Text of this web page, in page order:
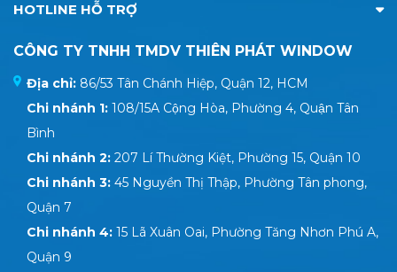
HOTLINE HỖ TRỢ
CÔNG TY TNHH TMDV THIÊN PHÁT WINDOW
Địa chỉ: 86/53 Tân Chánh Hiệp, Quận 12, HCM
Chi nhánh 1: 108/15A Cộng Hòa, Phường 4, Quận Tân
Bình
Chi nhánh 2: 207 Lí Thường Kiệt, Phường 15, Quận 10
Chi nhánh 3: 45 Nguyền Thị Thập, Phường Tân phong,
Quận 7
Chi nhánh 4: 15 Lã Xuân Oai, Phường Tăng Nhơn Phú A,
Quận 9